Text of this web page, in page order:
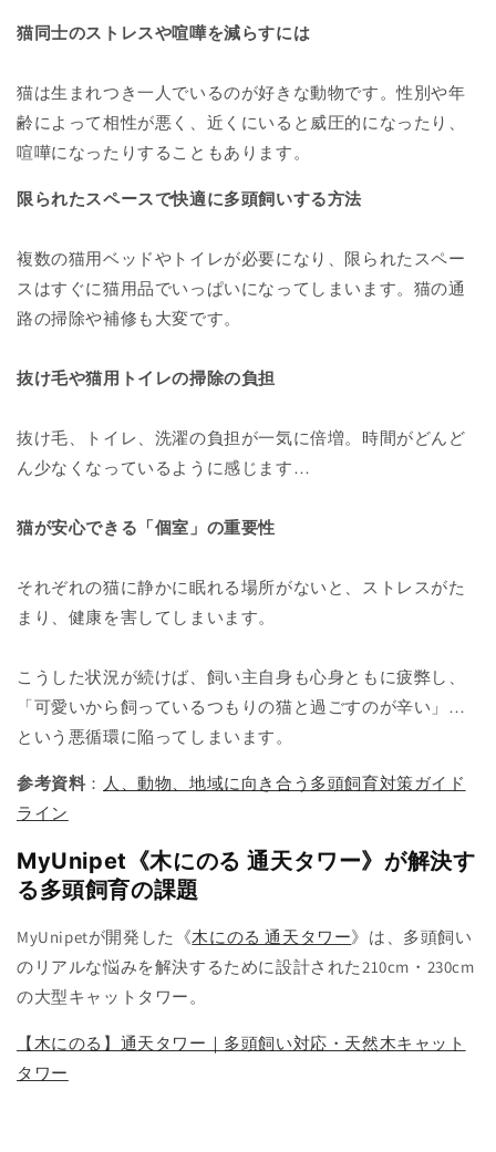
猫同士のストレスや喧嘩を減らすには
猫は生まれつき一人でいるのが好きな動物です。性別や年
齢によって相性が悪く、近くにいると威圧的になったり、
喧嘩になったりすることもあります。
限られたスペースで快適に多頭飼いする方法
複数の猫用ベッドやトイレが必要になり、限られたスペー
スはすぐに猫用品でいっぱいになってしまいます。猫の通
路の掃除や補修も大変です。
抜け毛や猫用トイレの掃除の負担
抜け毛、トイレ、洗濯の負担が一気に倍増。時間がどんど
ん少なくなっているように感じます…
猫が安心できる「個室」の重要性
それぞれの猫に静かに眠れる場所がないと、ストレスがた
まり、健康を害してしまいます。
こうした状況が続けば、飼い主自身も心身ともに疲弊し、
「可愛いから飼っているつもりの猫と過ごすのが辛い」…
という悪循環に陥ってしまいます。
参考資料 ： 人、動物、地域に向き合う多頭飼育対策ガイド
ライン
MyUnipet《木にのる 通天タワー》が解決す
る多頭飼育の課題
MyUnipetが開発した《木にのる 通天タワー》は、多頭飼い
のリアルな悩みを解決するために設計された210cm・230cm
の大型キャットタワー。
【木にのる】通天タワー｜多頭飼い対応・天然木キャット
タワー